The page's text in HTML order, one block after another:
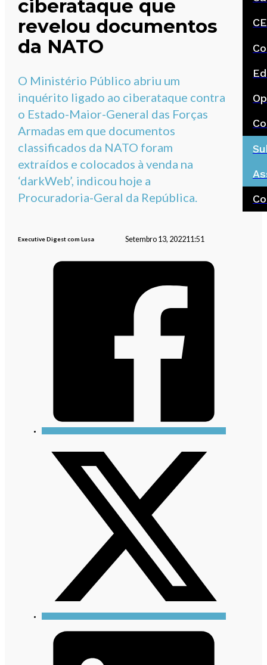
ciberataque que
revelou documentos
da NATO
O Ministério Público abriu um
inquérito ligado ao ciberataque contra
o Estado-Maior-General das Forças
Armadas em que documentos
classificados da NATO foram
extraídos e colocados à venda na
‘darkWeb’, indicou hoje a
Procuradoria-Geral da República.
Executive Digest com Lusa Setembro 13, 202211:51